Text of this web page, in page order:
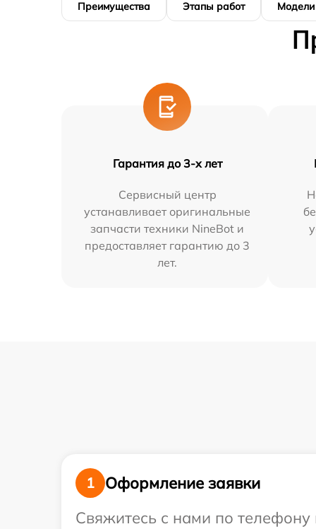
Преимущества Этапы работ Модели
Гарантия до 3-х лет
Сервисный центр
устанавливает оригинальные
запчасти техники NineBot и
предоставляет гарантию до 3
лет.
1
Оформление заявки
Свяжитесь с нами по телефону